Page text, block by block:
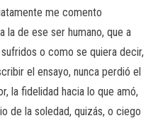
me comento
la de ese ser humano, que a
o como se quiera decir,
el ensayo, nunca perdió el
la fidelidad hacia lo que amó,
de la soledad, quizás, o ciego